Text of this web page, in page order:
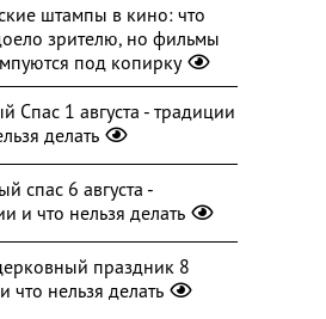
штампы в кино: что
зрителю, но фильмы
под копирку
Спас 1 августа - традиции
делать
спас 6 августа -
и что нельзя делать
праздник 8
что нельзя делать